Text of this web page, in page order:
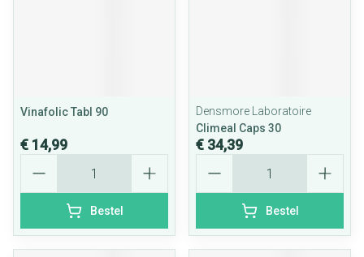
Vinafolic Tabl 90
€ 14,99
Bestel
Densmore Laboratoire
Climeal Caps 30
€ 34,39
Bestel